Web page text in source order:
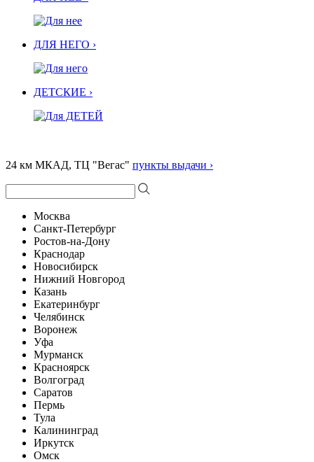
ДЛЯ НЕГО ›
ДЕТСКИЕ ›
24 км МКАД, ТЦ "Вегас" пункты выдачи ›
Москва
Санкт-Петербург
Ростов-на-Дону
Краснодар
Новосибирск
Нижний Новгород
Казань
Екатеринбург
Челябинск
Воронеж
Уфа
Мурманск
Красноярск
Волгоград
Саратов
Пермь
Тула
Калининград
Иркутск
Омск